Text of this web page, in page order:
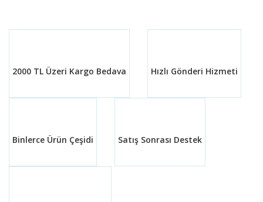
2000 TL Üzeri Kargo Bedava Hızlı Gönderi Hizmeti
Binlerce Ürün Çeşidi Satış Sonrası Destek